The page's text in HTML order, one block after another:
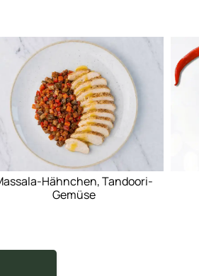
Hähnchen, Tandoori-
Gemüse